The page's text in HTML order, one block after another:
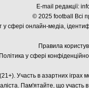
E-mail редакції:
© 2025 football Всі
у сфері онлайн-медіа, і
Правила
Політика у сфері
Участь в азартних іграх
Пам'ятайте, що